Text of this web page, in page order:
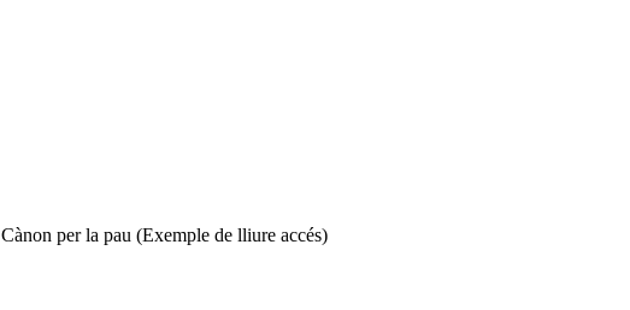
Cànon per la pau (Exemple de lliure accés)